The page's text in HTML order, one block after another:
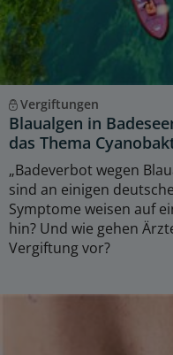
Vergiftungen
Blaualgen in
das Thema
„Badeverbot wegen
sind an einigen
Symptome weisen auf
hin? Und wie gehen
Vergiftung vor?